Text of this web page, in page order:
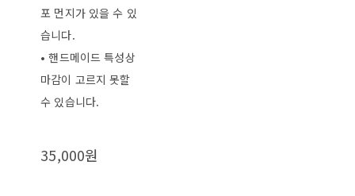
포 먼지가 있을 수 있
습니다.
• 핸드메이드 특성상
마감이 고르지 못할
수 있습니다.
35,000원